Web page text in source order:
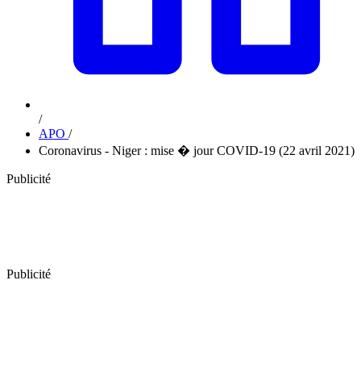
/
APO /
Coronavirus - Niger : mise � jour COVID-19 (22 avril 2021)
Publicité
Publicité